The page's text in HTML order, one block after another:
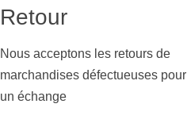
Retour
Nous acceptons les retours de
marchandises défectueuses pour
un échange